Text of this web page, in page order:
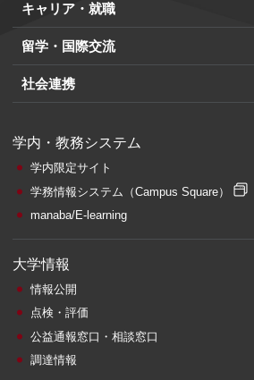
キャリア・就職
留学・国際交流
社会連携
学内・教務システム
学内限定サイト
学務情報システム （Campus Square）
manaba/E-learning
大学情報
情報公開
点検・評価
公益通報窓口・相談窓口
調達情報